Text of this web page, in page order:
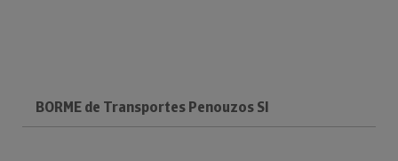
BORME de Transportes Penouzos Sl